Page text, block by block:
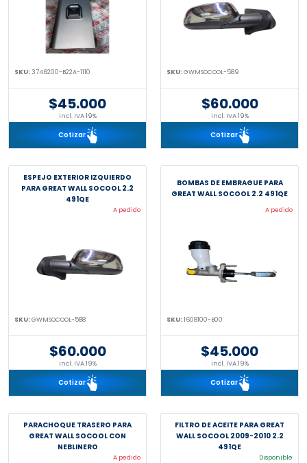
SKU:3746200-B22A-1110
$45.000
incl. IVA 19%
Cotizar
SKU:GWMSOCOOL-589
$60.000
incl. IVA 19%
Cotizar
ESPEJO EXTERIOR IZQUIERDO
PARA GREAT WALL SOCOOL 2.2
491QE
A pedido
SKU:GWMSOCOOL-588
$60.000
incl. IVA 19%
Cotizar
BOMBAS DE EMBRAGUE PARA
GREAT WALL SOCOOL 2.2 491QE
A pedido
SKU:1608100-B00
$45.000
incl. IVA 19%
Cotizar
PARACHOQUE TRASERO PARA
GREAT WALL SOCOOL CON
NEBLINERO
A pedido
FILTRO DE ACEITE PARA GREAT
WALL SOCOOL 2009-2010 2.2
491QE
Disponible